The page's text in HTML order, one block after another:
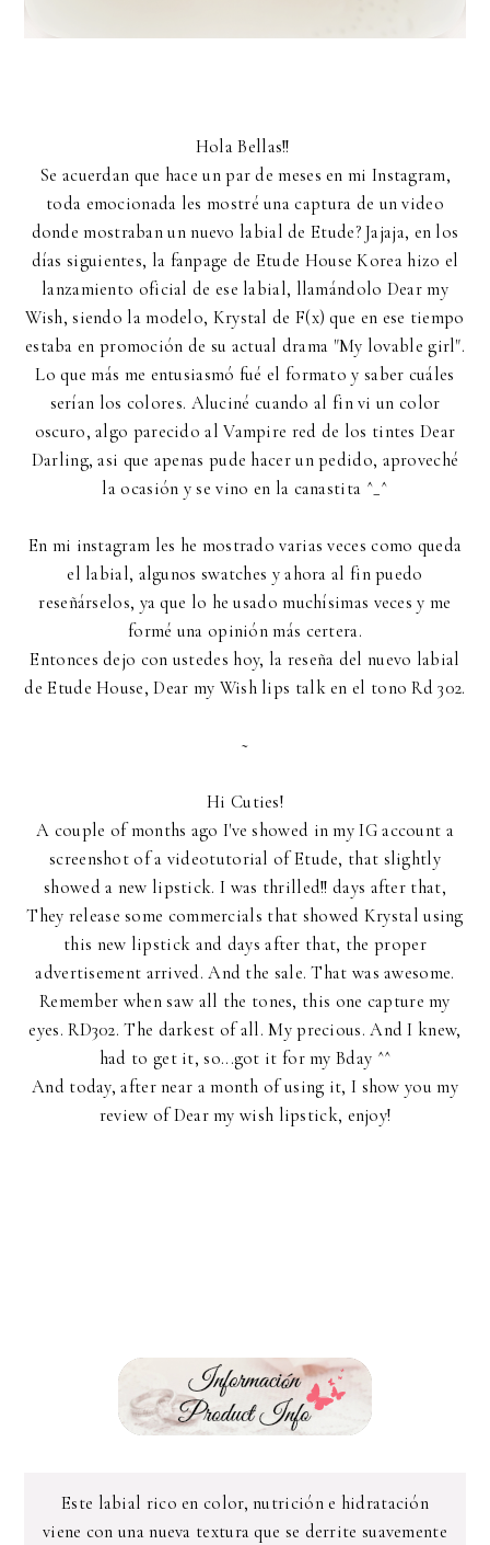
Hola Bellas!!
Se acuerdan que hace un par de meses en mi Instagram,
toda emocionada les mostré una captura de un video
donde mostraban un nuevo labial de Etude? Jajaja, en los
días siguientes, la fanpage de Etude House Korea hizo el
lanzamiento oficial de ese labial, llamándolo Dear my
Wish, siendo la modelo, Krystal de F(x) que en ese tiempo
estaba en promoción de su actual drama "My lovable girl".
Lo que más me entusiasmó fué el formato y saber cuáles
serían los colores. Aluciné cuando al fin vi un color
oscuro, algo parecido al Vampire red de los tintes Dear
Darling, asi que apenas pude hacer un pedido, aproveché
la ocasión y se vino en la canastita ^_^
En mi instagram les he mostrado varias veces como queda
el labial, algunos swatches y ahora al fin puedo
reseñárselos, ya que lo he usado muchísimas veces y me
formé una opinión más certera.
Entonces dejo con ustedes hoy, la reseña del nuevo labial
de Etude House, Dear my Wish lips talk en el tono Rd 302.
~
Hi Cuties!
A couple of months ago I've showed in my IG account a
screenshot of a videotutorial of Etude, that slightly
showed a new lipstick. I was thrilled!! days after that,
They release some commercials that showed Krystal using
this new lipstick and days after that, the proper
advertisement arrived. And the sale. That was awesome.
Remember when saw all the tones, this one capture my
eyes. RD302. The darkest of all. My precious. And I knew,
had to get it, so...got it for my Bday ^^
And today, after near a month of using it, I show you my
review of Dear my wish lipstick, enjoy!
Este labial rico en color, nutrición e hidratación
viene con una nueva textura que se derrite suavemente